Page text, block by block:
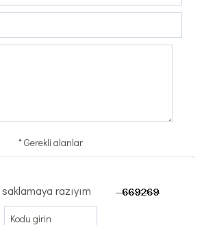
* Gerekli alanlar
razıyım